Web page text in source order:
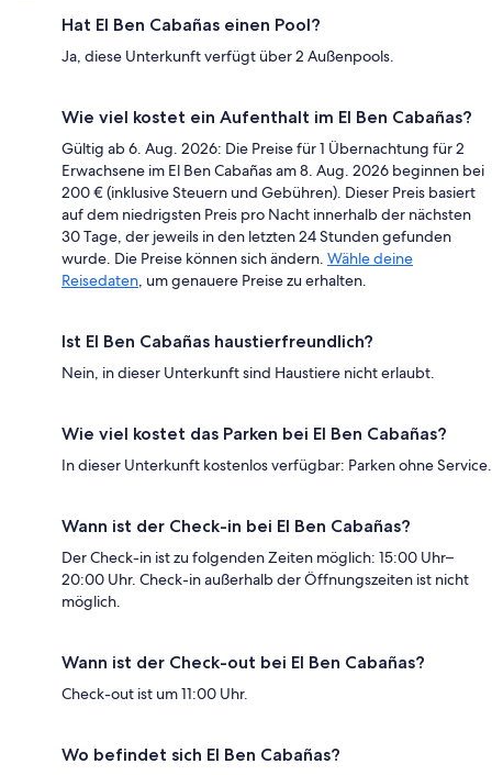
Hat El Ben Cabañas einen Pool?
Ja, diese Unterkunft verfügt über 2 Außenpools.
Wie viel kostet ein Aufenthalt im El Ben Cabañas?
Gültig ab 6. Aug. 2026: Die Preise für 1 Übernachtung für 2
Erwachsene im El Ben Cabañas am 8. Aug. 2026 beginnen bei
200 € (inklusive Steuern und Gebühren). Dieser Preis basiert
auf dem niedrigsten Preis pro Nacht innerhalb der nächsten
30 Tage, der jeweils in den letzten 24 Stunden gefunden
wurde. Die Preise können sich ändern. Wähle deine
Reisedaten, um genauere Preise zu erhalten.
Ist El Ben Cabañas haustierfreundlich?
Nein, in dieser Unterkunft sind Haustiere nicht erlaubt.
Wie viel kostet das Parken bei El Ben Cabañas?
In dieser Unterkunft kostenlos verfügbar: Parken ohne Service.
Wann ist der Check-in bei El Ben Cabañas?
Der Check-in ist zu folgenden Zeiten möglich: 15:00 Uhr–
20:00 Uhr. Check-in außerhalb der Öffnungszeiten ist nicht
möglich.
Wann ist der Check-out bei El Ben Cabañas?
Check-out ist um 11:00 Uhr.
Wo befindet sich El Ben Cabañas?